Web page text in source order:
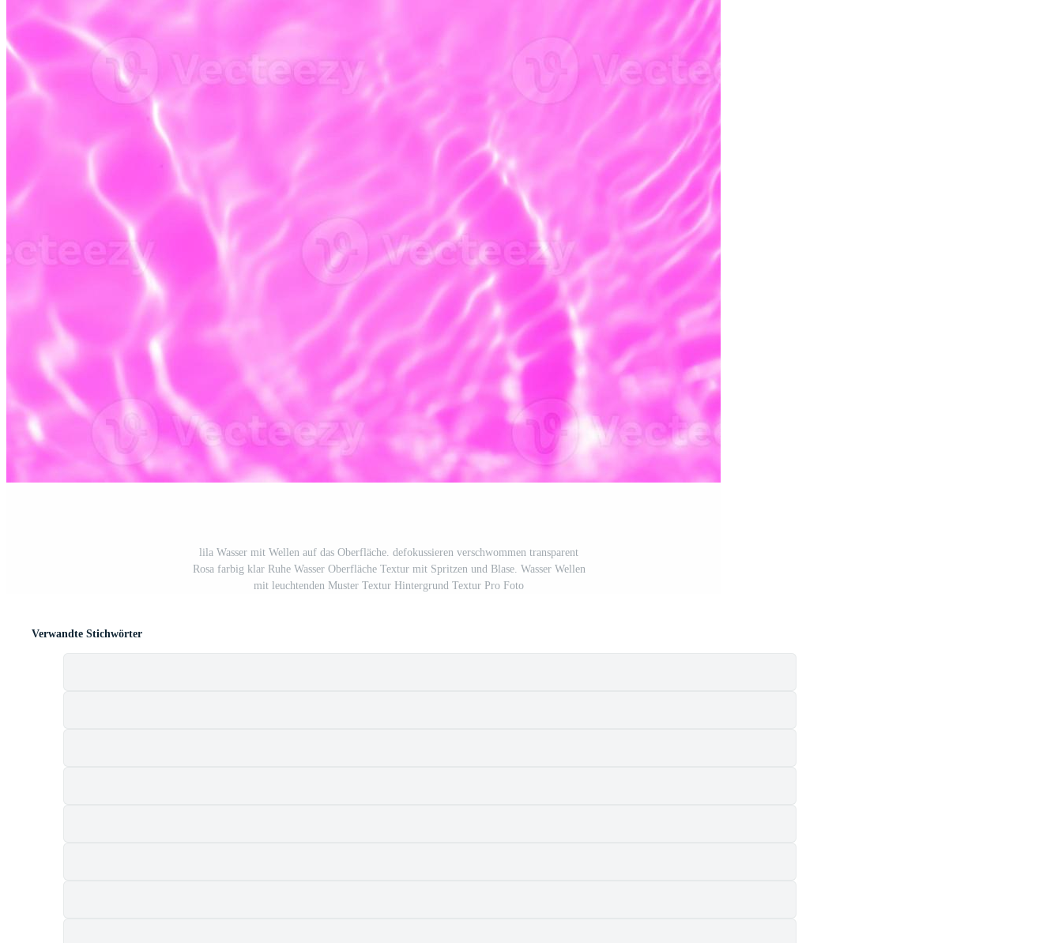
lila Wasser mit Wellen auf das Oberfläche. defokussieren verschwommen transparent
Rosa farbig klar Ruhe Wasser Oberfläche Textur mit Spritzen und Blase. Wasser Wellen
mit leuchtenden Muster Textur Hintergrund Textur Pro Foto
Verwandte Stichwörter